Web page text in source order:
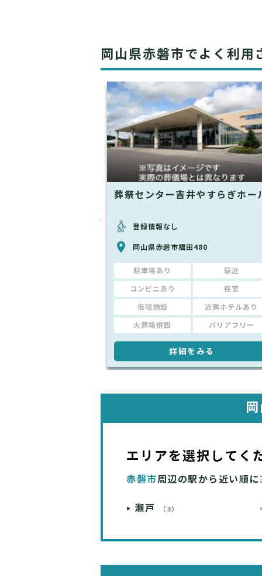
岡山県赤磐市でよく利用
葬祭センター吉井やすらぎホー
登録情報なし
岡山県赤磐市福田480
駐車場あり 駅近
コンビニあり 控室
仮眠施設 近隣ホテルあり
火葬場併設 バリアフリー
詳細をみる
エリアを選択してく
赤磐市周辺の駅から近い順に
瀬戸 （3）